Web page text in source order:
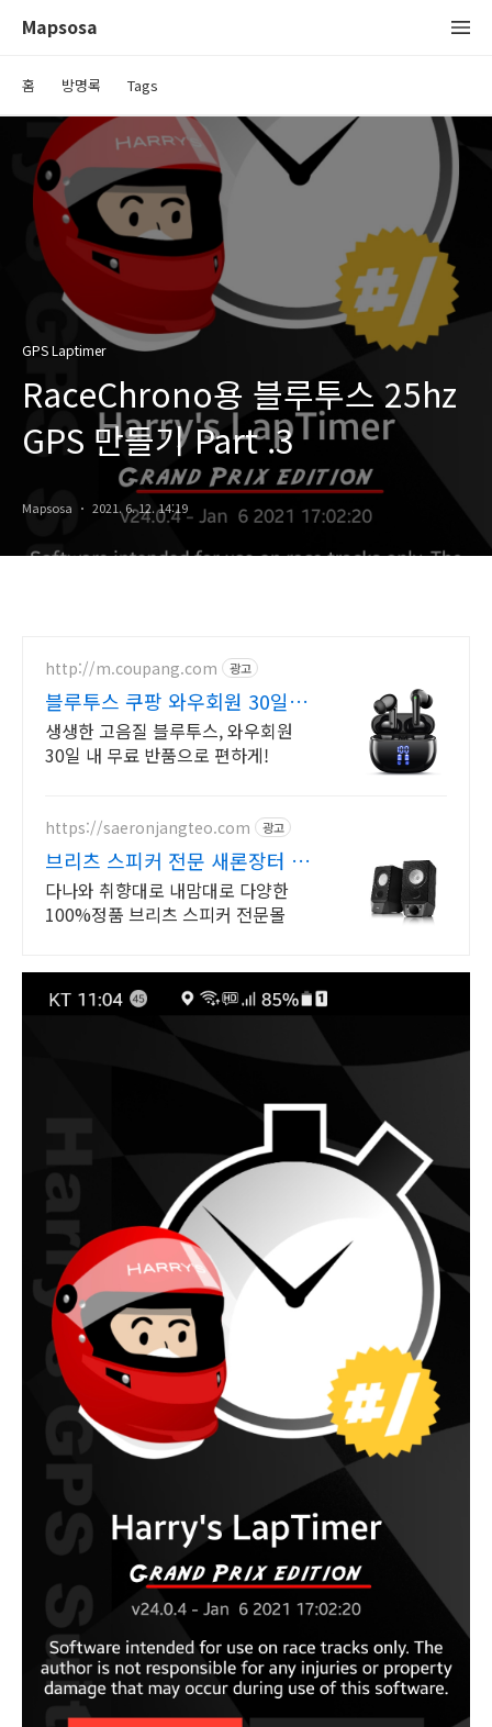
Mapsosa
홈 방명록 Tags
GPS Laptimer
RaceChrono용 블루투스 25hz
GPS 만들기 Part .3
Mapsosa 2021. 6. 12. 14:19
http://m.coupang.com 광고
블루투스 쿠팡 와우회원 30일
무료반품
생생한 고음질 블루투스, 와우회원
30일 내 무료 반품으로 편하게!
https://saeronjangteo.com 광고
브리츠 스피커 전문 새론장터 첫
구매혜택~ 역시 빠른배송!
다나와 취향대로 내맘대로 다양한
100%정품 브리츠 스피커 전문몰